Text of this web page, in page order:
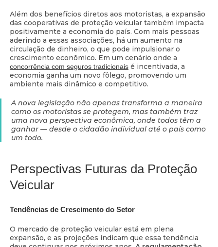
Além dos benefícios diretos aos motoristas, a expansão
das cooperativas de proteção veicular também impacta
positivamente a economia do país. Com mais pessoas
aderindo a essas associações, há um aumento na
circulação de dinheiro, o que pode impulsionar o
crescimento econômico. Em um cenário onde a
concorrência com seguros tradicionais é incentivada, a
economia ganha um novo fôlego, promovendo um
ambiente mais dinâmico e competitivo.
A nova legislação não apenas transforma a maneira
como os motoristas se protegem, mas também traz
uma nova perspectiva econômica, onde todos têm a
ganhar — desde o cidadão individual até o país como
um todo.
Perspectivas Futuras da Proteção
Veicular
Tendências de Crescimento do Setor
O mercado de proteção veicular está em plena
expansão, e as projeções indicam que essa tendência